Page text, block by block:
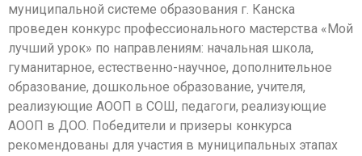
муниципальной системе образования г. Канска
проведен конкурс профессионального мастерства «Мой
лучший урок» по направлениям: начальная школа,
гуманитарное, естественно-научное, дополнительное
образование, дошкольное образование, учителя,
реализующие АООП в СОШ, педагоги, реализующие
АООП в ДОО. Победители и призеры конкурса
рекомендованы для участия в муниципальных этапах